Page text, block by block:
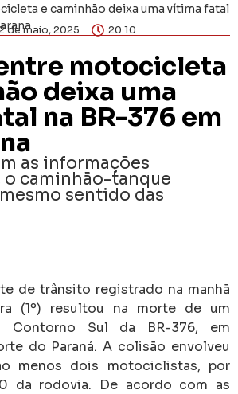
e caminhão deixa uma vítima fatal
de maio, 2025
20:10
motocicleta
deixa uma
na BR-376 em
as informações
caminhão-tanque
sentido das
de trânsito registrado na manhã
(1º) resultou na morte de um
Contorno Sul da BR-376, em
do Paraná. A colisão envolveu
menos dois motociclistas, por
da rodovia. De acordo com as